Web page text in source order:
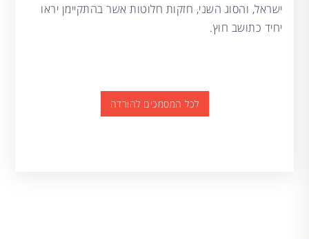
ישראל, והסוג השני, חזקות חלוטות אשר בהתקיימן יראו
יחיד כתושב חוץ.
לכל המסמכים להורדה